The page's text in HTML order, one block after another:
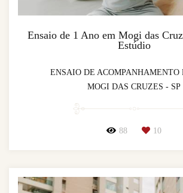
Ensaio de 1 Ano em Mogi das
Estúdio
ENSAIO DE ACOMPANHAMENTO
MOGI DAS CRUZES - SP
88 10